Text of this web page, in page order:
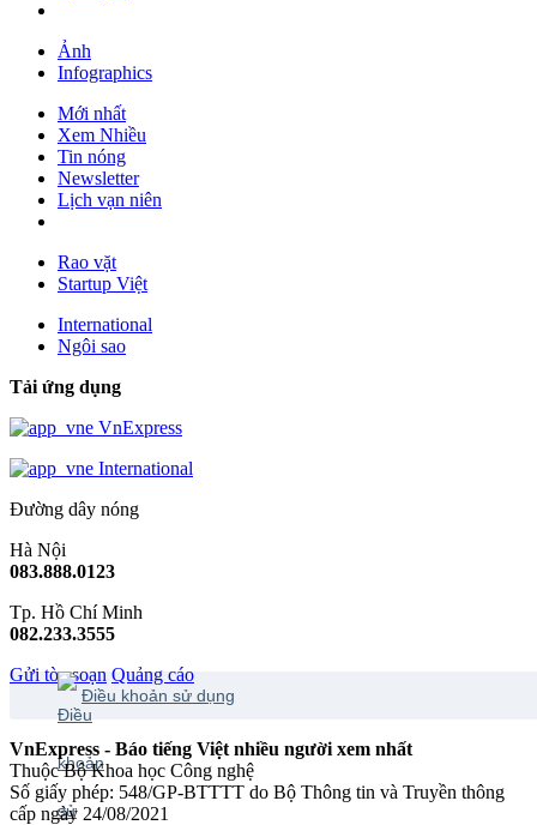
Ảnh
Infographics
Mới nhất
Xem Nhiều
Tin nóng
Newsletter
Lịch vạn niên
Rao vặt
Startup Việt
International
Ngôi sao
Tải ứng dụng
VnExpress
International
Đường dây nóng
Hà Nội
083.888.0123
Tp. Hồ Chí Minh
082.233.3555
Gửi tòa soạn Quảng cáo
Điều khoản sử dụng
VnExpress - Báo tiếng Việt nhiều người xem nhất
Thuộc Bộ Khoa học Công nghệ
Số giấy phép: 548/GP-BTTTT do Bộ Thông tin và Truyền thông
cấp ngày 24/08/2021